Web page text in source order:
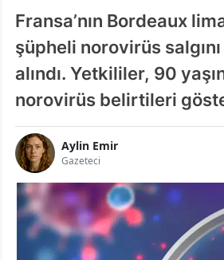
Fransa’nın Bordeaux
şüpheli norovirüs
alındı. Yetkililer, 90
norovirüs belirtileri
Aylin Emir
Gazeteci